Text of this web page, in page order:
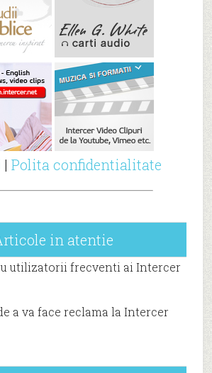
|Polita confidentialitate
in atentie
utilizatorii frecventi ai Intercer
a va face reclama la Intercer